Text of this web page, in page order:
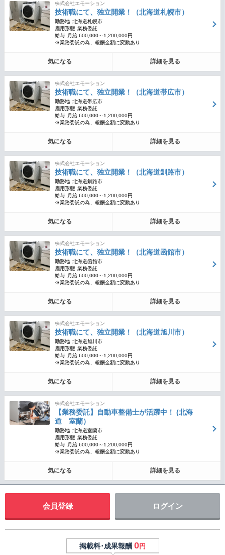
株式会社エモーション
技術職にて、独立開業！（北海道札幌市）
勤務地 北海道札幌市
雇用形態 業務委託
給与
月給 600,000～1,200,000円
※業務委託の為、報酬金額に変動あり
気になる 詳細を見る
株式会社エモーション
技術職にて、独立開業！（北海道帯広市）
勤務地 北海道帯広市
雇用形態 業務委託
給与
月給 600,000～1,200,000円
※業務委託の為、報酬金額に変動あり
気になる 詳細を見る
株式会社エモーション
技術職にて、独立開業！（北海道釧路市）
勤務地 北海道釧路市
雇用形態 業務委託
給与
月給 600,000～1,200,000円
※業務委託の為、報酬金額に変動あり
気になる 詳細を見る
株式会社エモーション
技術職にて、独立開業！（北海道函館市）
勤務地 北海道函館市
雇用形態 業務委託
給与
月給 600,000～1,200,000円
※業務委託の為、報酬金額に変動あり
気になる 詳細を見る
株式会社エモーション
技術職にて、独立開業！（北海道旭川市）
勤務地 北海道旭川市
雇用形態 業務委託
給与
月給 600,000～1,200,000円
※業務委託の為、報酬金額に変動あり
気になる 詳細を見る
株式会社エモーション
【業務委託】自動車整備士が活躍中！ (北海
道 室蘭）
勤務地 北海道室蘭市
雇用形態 業務委託
給与
月給 600,000～1,200,000円
※業務委託の為、報酬金額に変動あり
気になる 詳細を見る
会員登録 ログイン
掲載料･成果報酬 0円